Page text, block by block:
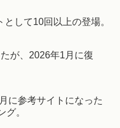
して10回以上の登場。
が、2026年1月に復
に参考サイトになった
グ。